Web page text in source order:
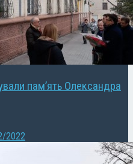
пам’ять Олександра
2022